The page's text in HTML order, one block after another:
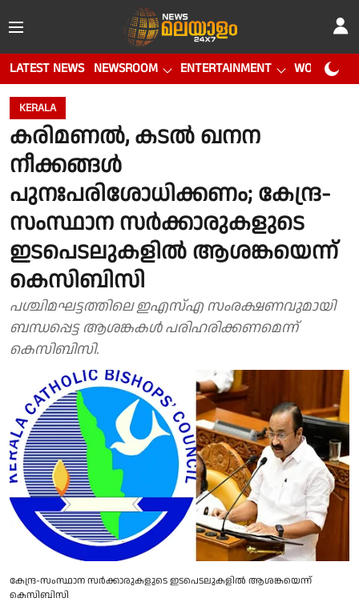
LATEST NEWS NEWSROOM ENTERTAINMENT WORLD CUP
KERALA
കരിമണൽ, കടൽ ഖനന
നീക്കങ്ങൾ
പുനഃപരിശോധിക്കണം; കേന്ദ്ര-
സംസ്ഥാന സർക്കാരുകളുടെ
ഇടപെടലുകളിൽ ആശങ്കയെന്ന്
കെസിബിസി
പശ്ചിമഘട്ടത്തിലെ ഇഎസ്എ സംരക്ഷണവുമായി
ബന്ധപ്പെട്ട ആശങ്കകൾ പരിഹരിക്കണമെന്ന്
കെസിബിസി.
കേന്ദ്ര-സംസ്ഥാന സർക്കാരുകളുടെ ഇടപെടലുകളിൽ ആശങ്കയെന്ന്
കെസിബിസി